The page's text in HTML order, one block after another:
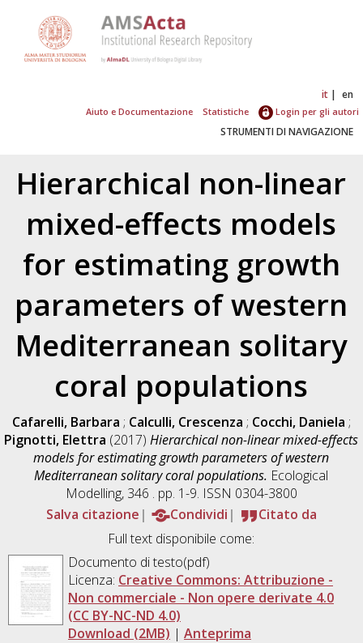
it en
Aiuto e Documentazione Statistiche Login per gli autori
STRUMENTI DI NAVIGAZIONE
Hierarchical non-linear
mixed-effects models
for estimating growth
parameters of western
Mediterranean solitary
coral populations
Cafarelli, Barbara ; Calculli, Crescenza ; Cocchi, Daniela ;
Pignotti, Elettra (2017)Hierarchical non-linear mixed-effects
models for estimating growth parameters of western
Mediterranean solitary coral populations. Ecological
Modelling, 346 . pp. 1-9. ISSN 0304-3800
Salva citazione
Condividi
Citato da
Full text disponibile come:
Documento di testo(pdf)
Licenza: Creative Commons: Attribuzione -
Non commerciale - Non opere derivate 4.0
(CC BY-NC-ND 4.0)
Download (2MB) | Anteprima